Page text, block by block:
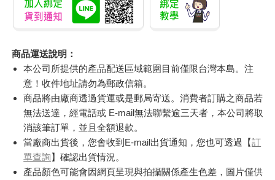
商品運送說明：
本公司所提供的產品配送區域範圍目前僅限台灣本島。注
意！收件地址請勿為郵政信箱。
商品將由廠商透過貨運或是郵局寄送。消費者訂購之商品若
無法送達，經電話或 E-mail無法聯繫逾三天者，本公司將取
消該筆訂單，並且全額退款。
當廠商出貨後，您會收到E-mail出貨通知，您也可透過【訂
單查詢】確認出貨情況。
產品顏色可能會因網頁呈現與拍攝關係產生色差，圖片僅供